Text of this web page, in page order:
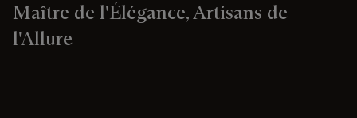
Maître de l'Élégance, Artisans de
l'Allure